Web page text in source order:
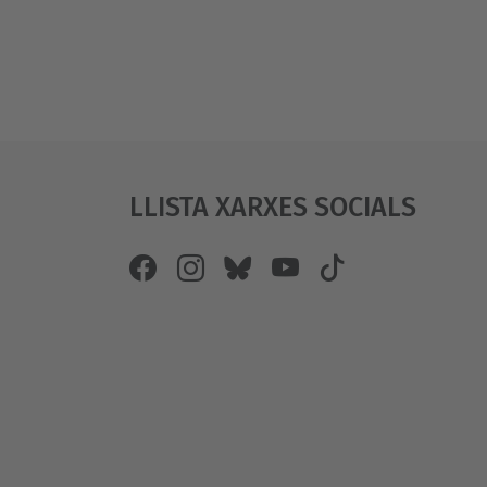
Llista Xarxes Socials